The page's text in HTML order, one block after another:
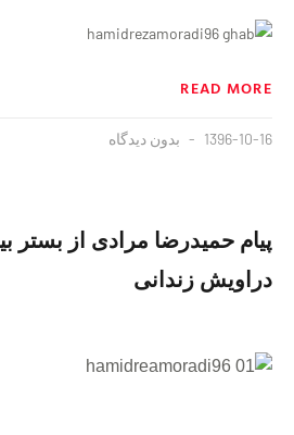
READ MORE
1396-10-16 بدون دیدگاه
پیام حمیدرضا مرادی از بستر
دراویش زندانی